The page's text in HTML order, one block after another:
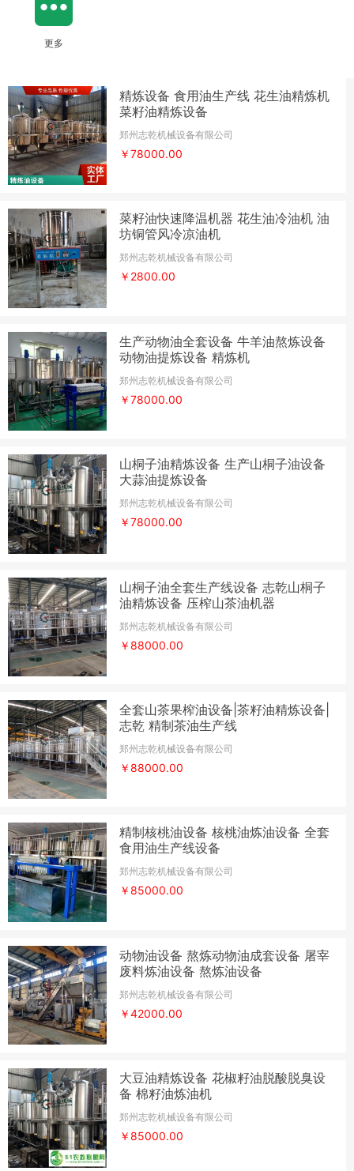
更多
精炼设备 食用油生产线 花生油精炼机
菜籽油精炼设备
郑州志乾机械设备有限公司
￥78000.00
菜籽油快速降温机器 花生油冷油机 油
坊铜管风冷凉油机
郑州志乾机械设备有限公司
￥2800.00
生产动物油全套设备 牛羊油熬炼设备
动物油提炼设备 精炼机
郑州志乾机械设备有限公司
￥78000.00
山桐子油精炼设备 生产山桐子油设备
大蒜油提炼设备
郑州志乾机械设备有限公司
￥78000.00
山桐子油全套生产线设备 志乾山桐子
油精炼设备 压榨山茶油机器
郑州志乾机械设备有限公司
￥88000.00
全套山茶果榨油设备|茶籽油精炼设备|
志乾 精制茶油生产线
郑州志乾机械设备有限公司
￥88000.00
精制核桃油设备 核桃油炼油设备 全套
食用油生产线设备
郑州志乾机械设备有限公司
￥85000.00
动物油设备 熬炼动物油成套设备 屠宰
废料炼油设备 熬炼油设备
郑州志乾机械设备有限公司
￥42000.00
大豆油精炼设备 花椒籽油脱酸脱臭设
备 棉籽油炼油机
郑州志乾机械设备有限公司
￥85000.00